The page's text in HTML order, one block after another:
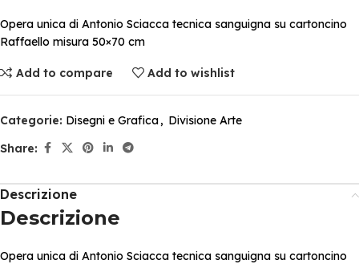
Opera unica di Antonio Sciacca tecnica sanguigna su cartoncino
Raffaello misura 50×70 cm
Add to compare Add to wishlist
Categorie: Disegni e Grafica, Divisione Arte
Share:
Descrizione
Descrizione
Opera unica di Antonio Sciacca tecnica sanguigna su cartoncino